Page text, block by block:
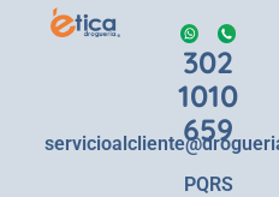
302
1010
659
PQRS